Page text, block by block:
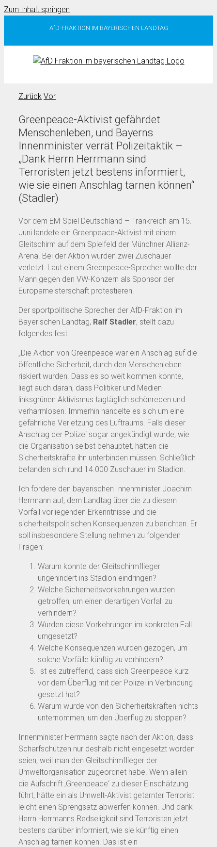
Zum Inhalt springen
AfD-FRAKTION IM BAYERISCHEN LANDTAG
Zurück Vor
Greenpeace-Aktivist gefährdet
Menschenleben, und Bayerns
Innenminister verrät Polizeitaktik –
„Dank Herrn Herrmann sind
Terroristen jetzt bestens informiert,
wie sie einen Anschlag tarnen können“
(Stadler)
Vor dem EM-Spiel Deutschland – Frankreich am 15.
Juni landete ein Greenpeace-Aktivist mit einem
Gleitschirm auf dem Spielfeld der Münchner Allianz-
Arena. Bei der Aktion wurden zwei Zuschauer
verletzt. Laut einem Greenpeace-Sprecher wollte der
Mann gegen den VW-Konzern als Sponsor der
Europameisterschaft protestieren.
Der sportpolitische Sprecher der AfD-Fraktion im
Bayerischen Landtag, Ralf Stadler, stellt dazu
folgendes fest:
„Die Aktion von Greenpeace war ein Anschlag auf die
öffentliche Sicherheit, durch den Menschenleben
riskiert wurden. Dass es so weit kommen konnte,
liegt auch daran, dass Politiker und Medien
linksgrünen Aktivismus tagtäglich schönreden und
verharmlosen. Immerhin handelte es sich um eine
gefährliche Verletzung des Luftraums. Falls dieser
Anschlag der Polizei sogar angekündigt wurde, wie
die Organisation selbst behauptet, hätten die
Sicherheitskräfte ihn unterbinden müssen. Schließlich
befanden sich rund 14.000 Zuschauer im Stadion.
Ich fordere den bayerischen Innenminister Joachim
Herrmann auf, dem Landtag über die zu diesem
Vorfall vorliegenden Erkenntnisse und die
sicherheitspolitischen Konsequenzen zu berichten. Er
soll insbesondere Stellung nehmen zu folgenden
Fragen:
Warum konnte der Gleitschirmflieger
ungehindert ins Stadion eindringen?
Welche Sicherheitsvorkehrungen wurden
getroffen, um einen derartigen Vorfall zu
verhindern?
Wurden diese Vorkehrungen im konkreten Fall
umgesetzt?
Welche Konsequenzen wurden gezogen, um
solche Vorfälle künftig zu verhindern?
Ist es zutreffend, dass sich Greenpeace kurz
vor dem Überflug mit der Polizei in Verbindung
gesetzt hat?
Warum wurde von den Sicherheitskräften nichts
unternommen, um den Überflug zu stoppen?
Innenminister Herrmann sagte nach der Aktion, dass
Scharfschützen nur deshalb nicht eingesetzt worden
seien, weil man den Gleitschirmflieger der
Umweltorganisation zugeordnet habe. Wenn allein
die Aufschrift ‚Greenpeace‘ zu dieser Einschätzung
führt, hätte ein als Umwelt-Aktivist getarnter Terrorist
leicht einen Sprengsatz abwerfen können. Und dank
Herrn Herrmanns Redseligkeit sind Terroristen jetzt
bestens darüber informiert, wie sie künftig einen
Anschlag tarnen können. Das ist ein